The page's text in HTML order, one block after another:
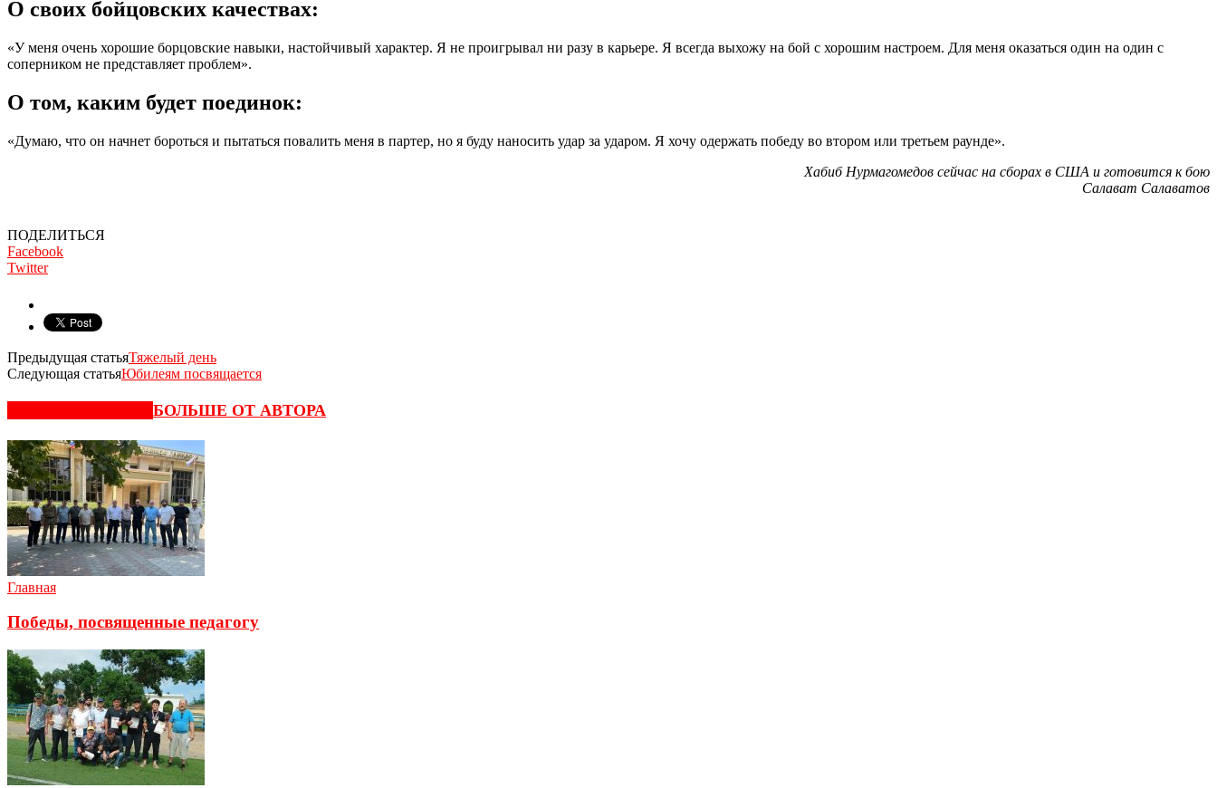
О своих бойцовских качествах:
«У меня очень хорошие борцовские навыки, настойчивый характер. Я не проигрывал ни разу в карьере. Я всегда выхожу на бой с хорошим настроем. Для меня оказаться один на один с
соперником не представляет проблем».
О том, каким будет поединок:
«Думаю, что он начнет бороться и пытаться повалить меня в партер, но я буду наносить удар за ударом. Я хочу одержать победу во втором или третьем раунде».
Хабиб Нурмагомедов сейчас на сборах в США и готовится к бою
Салават Салаватов
ПОДЕЛИТЬСЯ
Facebook
Twitter
Предыдущая статьяТяжелый день
Следующая статьяЮбилеям посвящается
БОЛЬШЕ ОТ АВТОРА
Главная
Победы, посвященные педагогу